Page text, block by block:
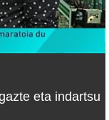
eta indartsu